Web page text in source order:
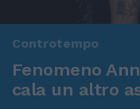
Controtempo
Fenomeno
cala un altro